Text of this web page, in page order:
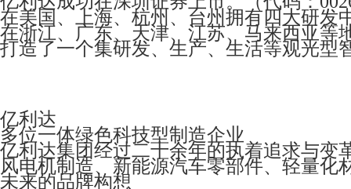
在美国、上海、杭州、台州拥有四大研发
在浙江、广东、天津、江苏、马来西亚等
打造了一个集研发、生产、生活等观光型
亿利达
多位一体绿色科技型制造企业
亿利达集团经过二十余年的执着追求与变
风电机制造、新能源汽车零部件、轻量
未来的品牌构想